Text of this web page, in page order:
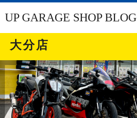
UP GARAGE SHOP BLOG
大分店